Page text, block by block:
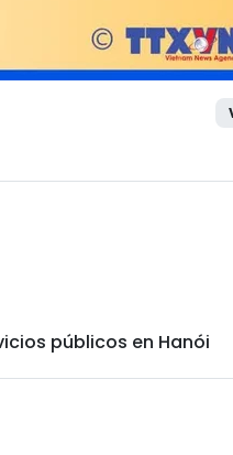
públicos en Hanói